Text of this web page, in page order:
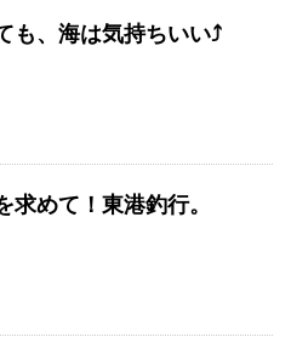
も、海は気持ちいい⤴
求めて！東港釣行。